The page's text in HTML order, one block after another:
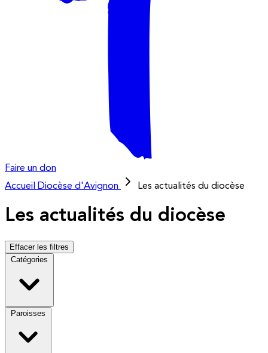
Faire un don
Accueil
Diocèse d'Avignon Les actualités du diocèse
Les actualités du diocèse
Effacer les filtres
Catégories
Paroisses